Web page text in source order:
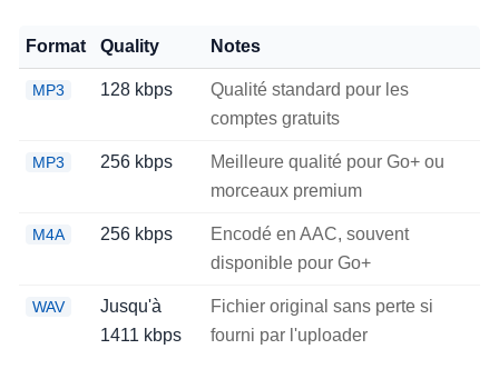
Format Quality Notes
MP3 128 kbps
Qualité standard pour les
comptes gratuits
MP3 256 kbps
Meilleure qualité pour Go+ ou
morceaux premium
M4A 256 kbps
Encodé en AAC, souvent
disponible pour Go+
WAV
Jusqu'à
1411 kbps
Fichier original sans perte si
fourni par l'uploader